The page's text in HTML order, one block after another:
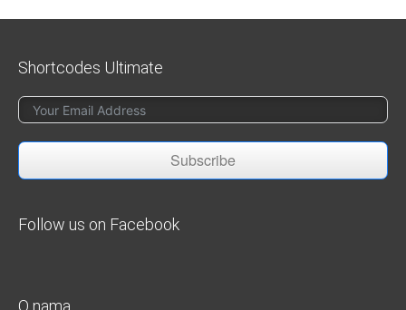
Shortcodes Ultimate
Subscribe
Follow us on Facebook